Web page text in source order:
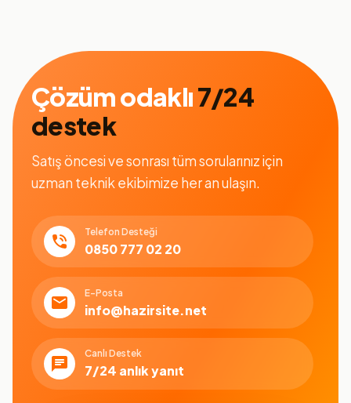
Çözüm odaklı7/24
destek
Satış öncesi ve sonrası tüm sorularınız için
uzman teknik ekibimize her an ulaşın.
Telefon Desteği
0850 777 02 20
E-Posta
info@hazirsite.net
Canlı Destek
7/24 anlık yanıt